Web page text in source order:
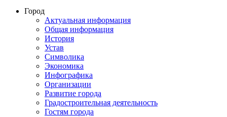
Город
Актуальная информация
Общая информация
История
Устав
Символика
Экономика
Инфографика
Организации
Развитие города
Градостроительная деятельность
Гостям города